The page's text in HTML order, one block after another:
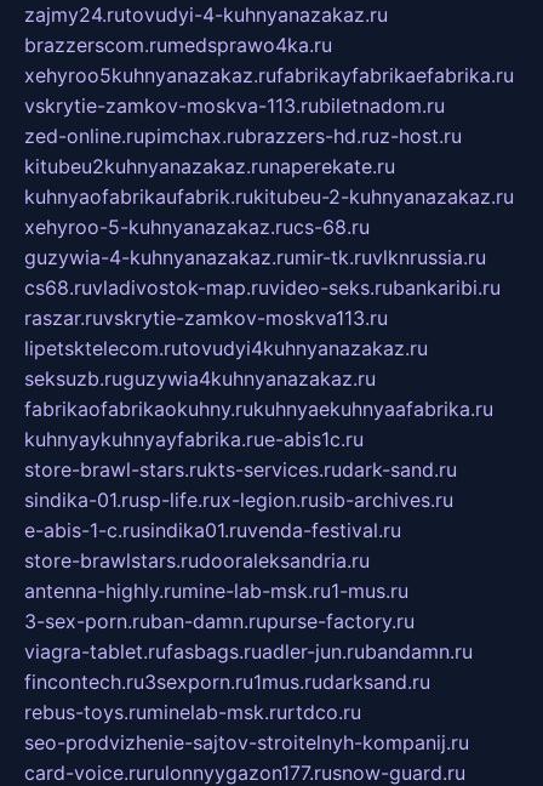
zajmy24.rutovudyi-4-kuhnyanazakaz.ru
brazzerscom.rumedsprawo4ka.ru
xehyroo5kuhnyanazakaz.rufabrikayfabrikaefabrika.ru
vskrytie-zamkov-moskva-113.rubiletnadom.ru
zed-online.rupimchax.rubrazzers-hd.ruz-host.ru
kitubeu2kuhnyanazakaz.runaperekate.ru
kuhnyaofabrikaufabrik.rukitubeu-2-kuhnyanazakaz.ru
xehyroo-5-kuhnyanazakaz.rucs-68.ru
guzywia-4-kuhnyanazakaz.rumir-tk.ruvlknrussia.ru
cs68.ruvladivostok-map.ruvideo-seks.rubankaribi.ru
raszar.ruvskrytie-zamkov-moskva113.ru
lipetsktelecom.rutovudyi4kuhnyanazakaz.ru
seksuzb.ruguzywia4kuhnyanazakaz.ru
fabrikaofabrikaokuhny.rukuhnyaekuhnyaafabrika.ru
kuhnyaykuhnyayfabrika.rue-abis1c.ru
store-brawl-stars.rukts-services.rudark-sand.ru
sindika-01.rusp-life.rux-legion.rusib-archives.ru
e-abis-1-c.rusindika01.ruvenda-festival.ru
store-brawlstars.rudooraleksandria.ru
antenna-highly.rumine-lab-msk.ru1-mus.ru
3-sex-porn.ruban-damn.rupurse-factory.ru
viagra-tablet.rufasbags.ruadler-jun.rubandamn.ru
fincontech.ru3sexporn.ru1mus.rudarksand.ru
rebus-toys.ruminelab-msk.rurtdco.ru
seo-prodvizhenie-sajtov-stroitelnyh-kompanij.ru
card-voice.rurulonnyygazon177.rusnow-guard.ru